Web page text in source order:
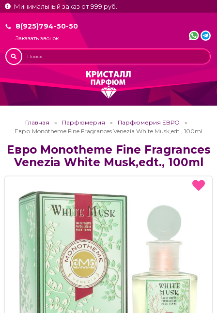
Минимальный заказ от 999 руб.
8(925)794-50-50
Заказать звонок
Главная Парфюмерия
Парфюмерия ЕВРО
Евро Monotheme Fine Fragrances Venezia White Musk,edt., 100ml
Евро Monotheme Fine Fragrances
Venezia White Musk,edt., 100ml